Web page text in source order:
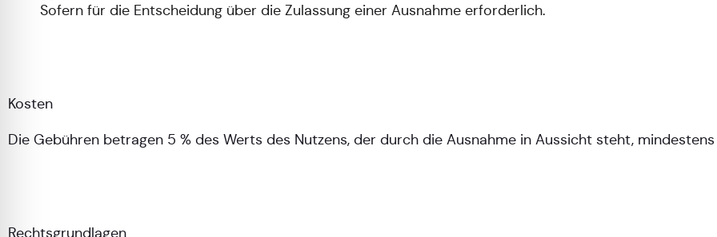
Sofern für die Entscheidung über die Zulassung einer Ausnahme erforderlich.
Kosten
Die Gebühren betragen 5 % des Werts des Nutzens, der durch die Ausnahme in Aussicht steht, mindestens
Rechtsgrundlagen